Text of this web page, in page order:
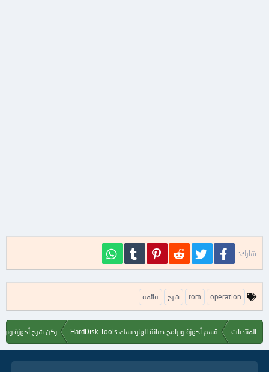
شارك: فيسبوك تويتر Reddit
Pinterest
Tumblr
ا
ل
م
ا
operation
rom شرح قائمة
المنتديات قسم أجهزة وبرامج صيانة الهارديسك HardDisk Tools ركن شرح أجهزة